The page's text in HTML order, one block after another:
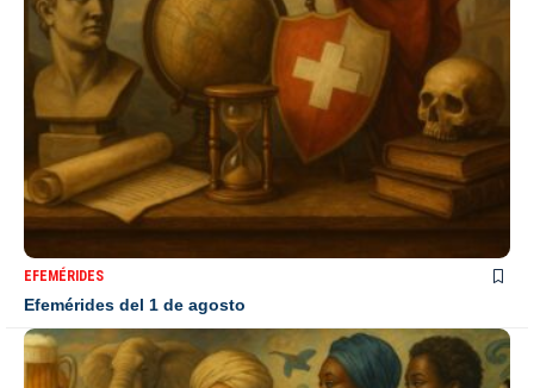
EFEMÉRIDES
Efemérides del 1 de agosto